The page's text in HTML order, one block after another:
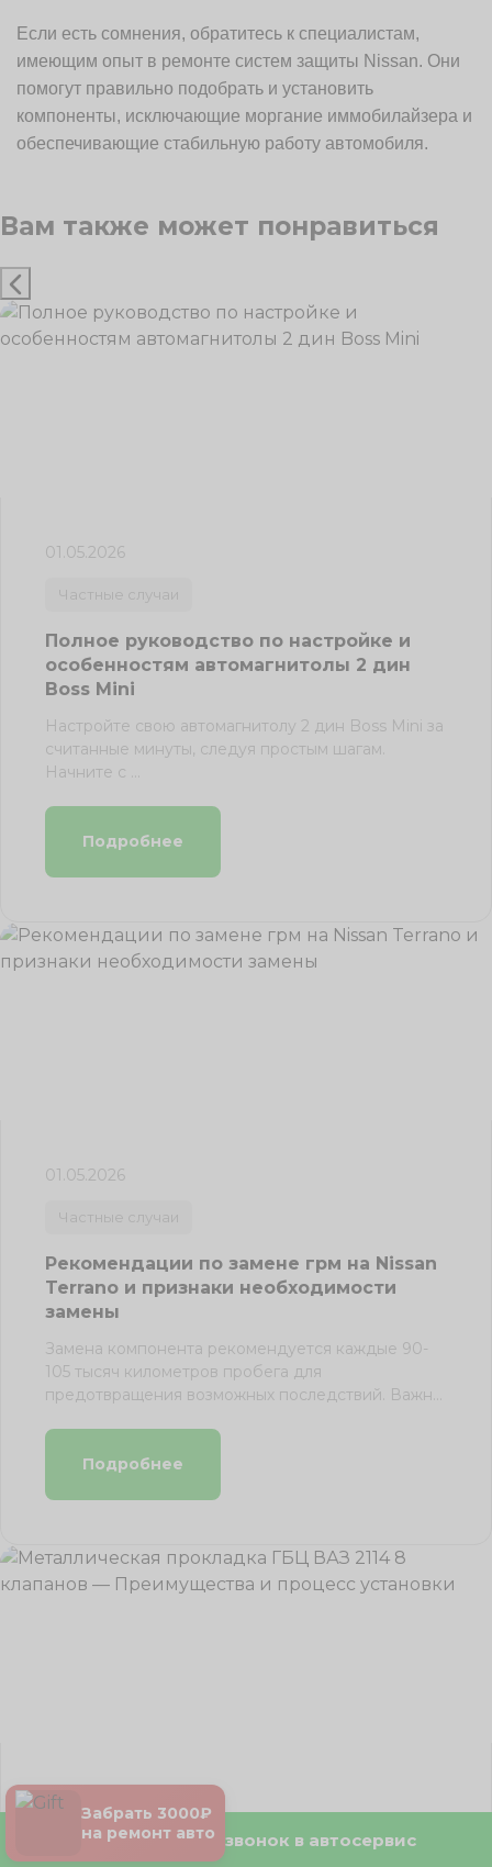
Если есть сомнения, обратитесь к специалистам,
имеющим опыт в ремонте систем защиты Nissan. Они
помогут правильно подобрать и установить
компоненты, исключающие моргание иммобилайзера и
обеспечивающие стабильную работу автомобиля.
Вам также может понравиться
01.05.2026
Частные случаи
Полное руководство по настройке и
особенностям автомагнитолы 2 дин
Boss Mini
Настройте свою автомагнитолу 2 дин Boss Mini за
считанные минуты, следуя простым шагам.
Начните с ...
Подробнее
01.05.2026
Частные случаи
Рекомендации по замене грм на Nissan
Terrano и признаки необходимости
замены
Замена компонента рекомендуется каждые 90-
105 тысяч километров пробега для
предотвращения возможных последствий. Важно
Подробнее
30.04.2026
Частные случаи
Бесплатный звонок в автосервис
Забрать 3000₽
на ремонт авто